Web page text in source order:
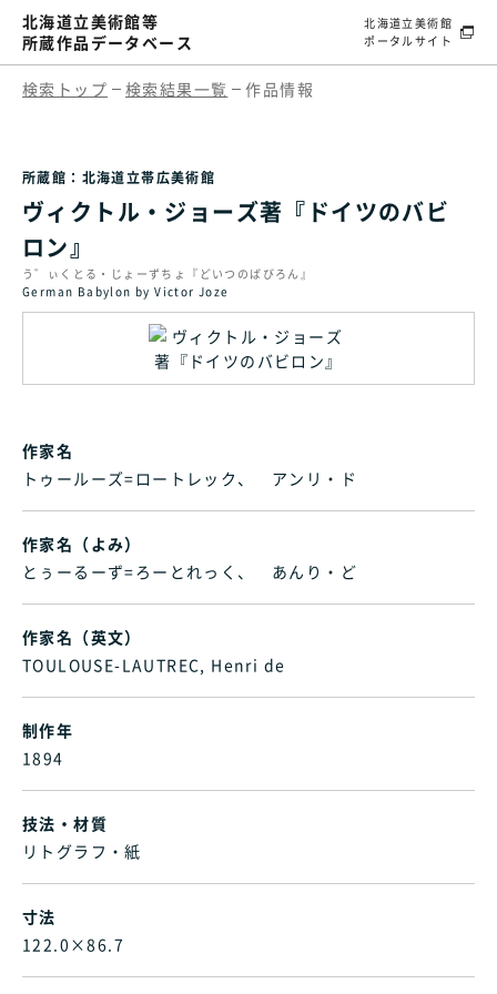
北海道立美術館等
所蔵作品データベース
北海道立美術館
ポータルサイト
検索トップ 検索結果一覧 作品情報
所蔵館：北海道立帯広美術館
ヴィクトル・ジョーズ著『ドイツのバビ
ロン』
う゛ぃくとる・じょーずちょ『どいつのばびろん』
German Babylon by Victor Joze
作家名
トゥールーズ=ロートレック、 アンリ・ド
作家名（よみ）
とぅーるーず=ろーとれっく、 あんり・ど
作家名（英文）
TOULOUSE-LAUTREC, Henri de
制作年
1894
技法・材質
リトグラフ・紙
寸法
122.0×86.7